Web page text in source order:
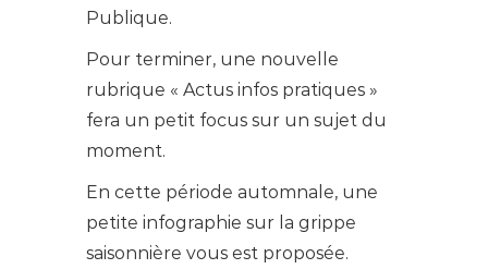
Publique.
Pour terminer, une nouvelle
rubrique « Actus infos pratiques »
fera un petit focus sur un sujet du
moment.
En cette période automnale, une
petite infographie sur la grippe
saisonnière vous est proposée.